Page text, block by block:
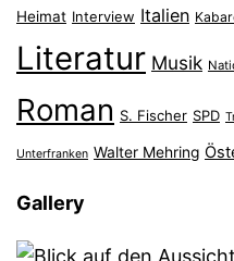
Heimat Interview Italien
Literatur Musik
Roman S. Fischer SPD
Unterfranken Walter Mehring
Gallery